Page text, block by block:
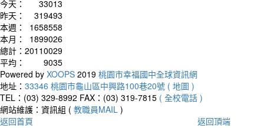
今天：
33013
昨天：
319493
本週：
1658558
本月：
1899026
總計： 20110029
平均：
9035
Powered by XOOPS 2019 桃園市幸福國中全球資訊網
地址： 33346 桃園市龜山區中興路100巷20號 ( 地圖 )
TEL：(03) 329-8992 FAX：(03) 319-7815 ( 全校電話 )
網站維護：資訊組 ( 教職員MAIL )
返回首頁
返回頂端